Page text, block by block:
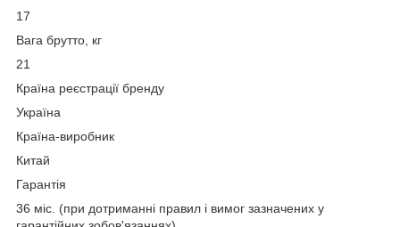
17
Вага брутто, кг
21
Країна реєстрації бренду
Україна
Країна-виробник
Китай
Гарантія
36 міс. (при дотриманні правил і вимог зазначених у